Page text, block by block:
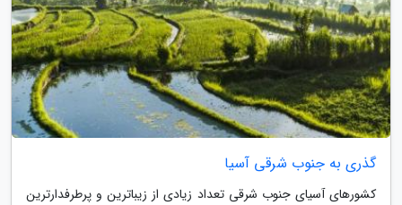
گذری به جنوب شرقی آسیا
کشورهای آسیای جنوب شرقی تعداد زیادی از زیباترین و پرطرفدارترین